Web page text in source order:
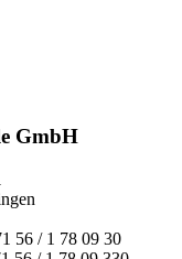
GmbH
56 / 1 78 09 30